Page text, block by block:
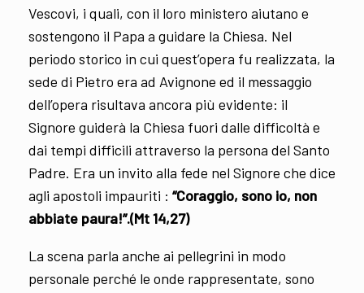
Vescovi, i quali, con il loro ministero aiutano e
sostengono il Papa a guidare la Chiesa. Nel
periodo storico in cui quest’opera fu realizzata, la
sede di Pietro era ad Avignone ed il messaggio
dell’opera risultava ancora più evidente: il
Signore guiderà la Chiesa fuori dalle difficoltà e
dai tempi difficili attraverso la persona del Santo
Padre. Era un invito alla fede nel Signore che dice
agli apostoli impauriti : “Coraggio, sono io, non
abbiate paura!”.(Mt 14,27)
La scena parla anche ai pellegrini in modo
personale perché le onde rappresentate, sono